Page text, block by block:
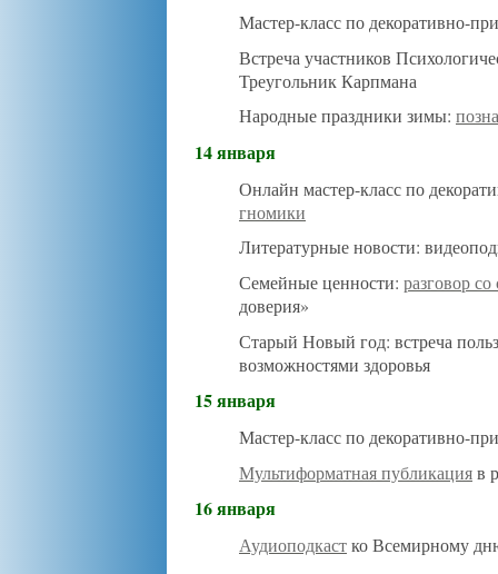
Мастер-класс по декоративно-
Встреча участников
Треугольник Карпмана
Народные праздники зимы:
14 января
Онлайн мастер-класс по
гномики
Литературные новости:
Семейные ценности: разговор
доверия»
Старый Новый год: встреча
возможностями здоровья
15 января
Мастер-класс по декоративно-
Мультиформатная публикацияв
16 января
Аудиоподкастко Всемирному